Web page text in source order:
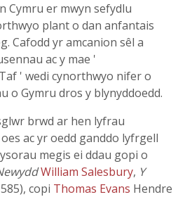
Cymru er mwyn sefydlu
plant o dan anfantais
Cafodd yr amcanion sêl a
ac y mae '
' wedi cynorthwyo nifer o
o Gymru dros y blynyddoedd.
brwd ar hen lyfrau
ac yr oedd ganddo lyfrgell
megis ei ddau gopi o
William Salesbury, Y
copi Thomas Evans Hendre